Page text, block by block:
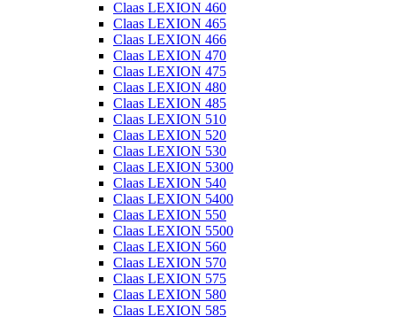
Claas LEXION 460
Claas LEXION 465
Claas LEXION 466
Claas LEXION 470
Claas LEXION 475
Claas LEXION 480
Claas LEXION 485
Claas LEXION 510
Claas LEXION 520
Claas LEXION 530
Claas LEXION 5300
Claas LEXION 540
Claas LEXION 5400
Claas LEXION 550
Claas LEXION 5500
Claas LEXION 560
Claas LEXION 570
Claas LEXION 575
Claas LEXION 580
Claas LEXION 585